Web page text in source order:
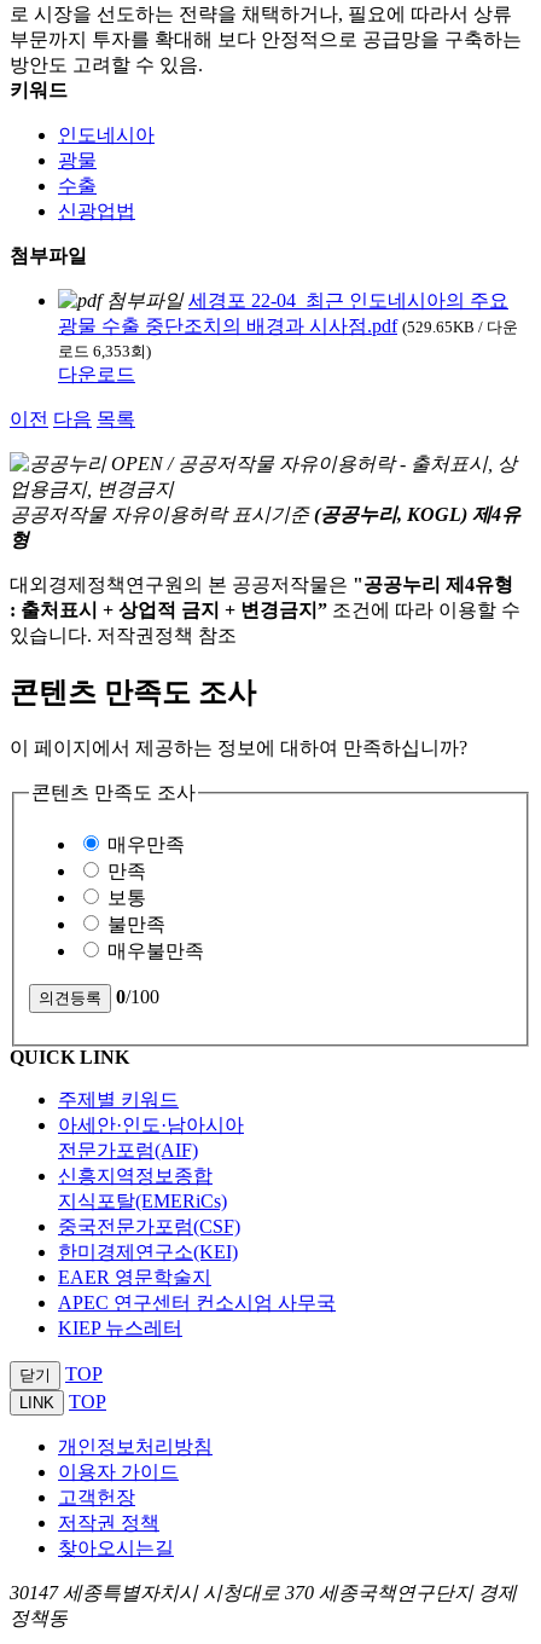
로 시장을 선도하는 전략을 채택하거나, 필요에 따라서 상류
부문까지 투자를 확대해 보다 안정적으로 공급망을 구축하는
방안도 고려할 수 있음.
키워드
인도네시아
광물
수출
신광업법
첨부파일
세경포 22-04_최근 인도네시아의 주요
광물 수출 중단조치의 배경과 시사점.pdf (529.65KB / 다운
로드 6,353회)
다운로드
이전 다음 목록
공공저작물 자유이용허락 표시기준 (공공누리, KOGL) 제4유
형
대외경제정책연구원의 본 공공저작물은 "공공누리 제4유형
: 출처표시 + 상업적 금지 + 변경금지” 조건에 따라 이용할 수
있습니다. 저작권정책 참조
콘텐츠 만족도 조사
이 페이지에서 제공하는 정보에 대하여 만족하십니까?
콘텐츠 만족도 조사
매우만족
만족
보통
불만족
매우불만족
0/100
QUICK LINK
주제별 키워드
아세안·인도·남아시아
전문가포럼(AIF)
신흥지역정보종합
지식포탈(EMERiCs)
중국전문가포럼(CSF)
한미경제연구소(KEI)
EAER 영문학술지
APEC 연구센터 컨소시엄 사무국
KIEP 뉴스레터
닫기 TOP
LINK TOP
개인정보처리방침
이용자 가이드
고객헌장
저작권 정책
찾아오시는길
30147 세종특별자치시 시청대로 370 세종국책연구단지 경제
정책동